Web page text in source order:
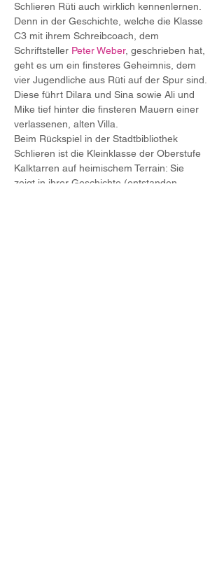
Schlieren Rüti auch wirklich kennenlernen.
Denn in der Geschichte, welche die Klasse
C3 mit ihrem Schreibcoach, dem
Schriftsteller Peter Weber, geschrieben hat,
geht es um ein finsteres Geheimnis, dem
vier Jugendliche aus Rüti auf der Spur sind.
Diese führt Dilara und Sina sowie Ali und
Mike tief hinter die finsteren Mauern einer
verlassenen, alten Villa.
Beim Rückspiel in der Stadtbibliothek
Schlieren ist die Kleinklasse der Oberstufe
Kalktarren auf heimischem Terrain: Sie
zeigt in ihrer Geschichte (entstanden